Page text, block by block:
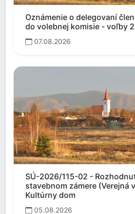
Oznámenie o delegovaní
do volebnej komisie - voľby
07.08.2026
SÚ-2026/115-02 -
stavebnom zámere (Verejná
Kultúrny dom
05.08.2026